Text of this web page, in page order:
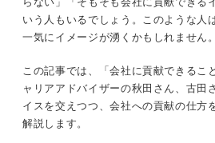
ベネフィット
と併せてご確認ください。
いう人もいるでしょう。このような人
一気にイメージが湧くかもしれません。
この記事では、「会社に貢献できるこ
ャリアアドバイザーの秋田さん、古田
イスを交えつつ、会社への貢献の仕方
解説します。